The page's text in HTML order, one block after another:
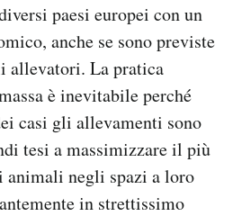
paesi europei con un
anche se sono previste
allevatori. La pratica
è inevitabile perché
casi gli allevamenti sono
tesi a massimizzare il più
animali negli spazi a loro
in strettissimo